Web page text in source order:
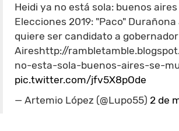
Heidi ya no está sola: buenos
Elecciones 2019: "Paco"
quiere ser candidato a
Aireshttp://
no-esta-sola-buenos-aires-se-
pic.twitter.com/jfv5X8pOde
— Artemio López (@Lupo55) 2 de